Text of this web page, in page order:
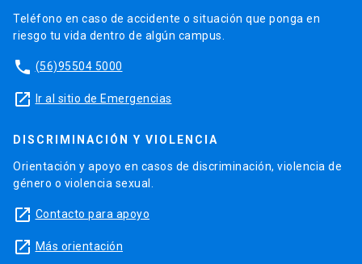
Teléfono en caso de accidente o situación que ponga en
riesgo tu vida dentro de algún campus.
phone (56)95504 5000
launch Ir al sitio de Emergencias
DISCRIMINACIÓN Y VIOLENCIA
Orientación y apoyo en casos de discriminación, violencia de
género o violencia sexual.
launch Contacto para apoyo
launch Más orientación